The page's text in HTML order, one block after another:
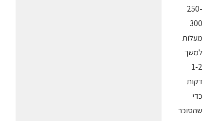
250-
300
מעלות
למשך
1-2
דקות
כדי
שהסוכר